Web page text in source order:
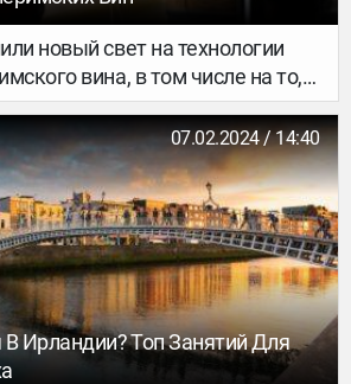
новый свет на технологии
вина, в том числе на то,
пахло и вкусало более 2 000
подробности
07.02.2024 / 14:40
В Ирландии? Топ Занятий Для